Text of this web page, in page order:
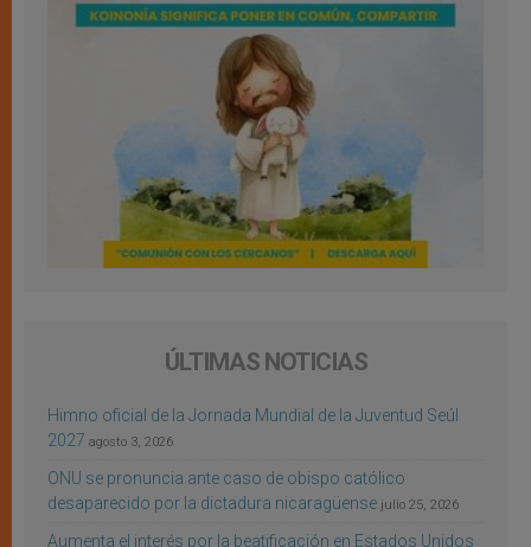
ÚLTIMAS NOTICIAS
Himno oficial de la Jornada Mundial de la Juventud Seúl
2027 agosto 3, 2026
ONU se pronuncia ante caso de obispo católico
desaparecido por la dictadura nicaragüense julio 25, 2026
Aumenta el interés por la beatificación en Estados Unidos